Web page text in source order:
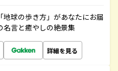
球の歩き方」があなたにお届
名言と癒やしの絶景集
詳細を見る